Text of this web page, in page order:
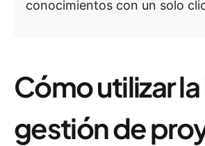
conocimientos con un solo
Cómo utilizar la
gestión de